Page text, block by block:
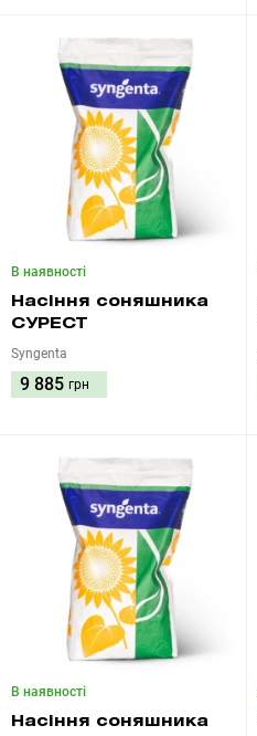
В наявності
Насіння соняшника
СУРЕСТ
Syngenta
9 885 грн
В наявності
Насіння соняшника